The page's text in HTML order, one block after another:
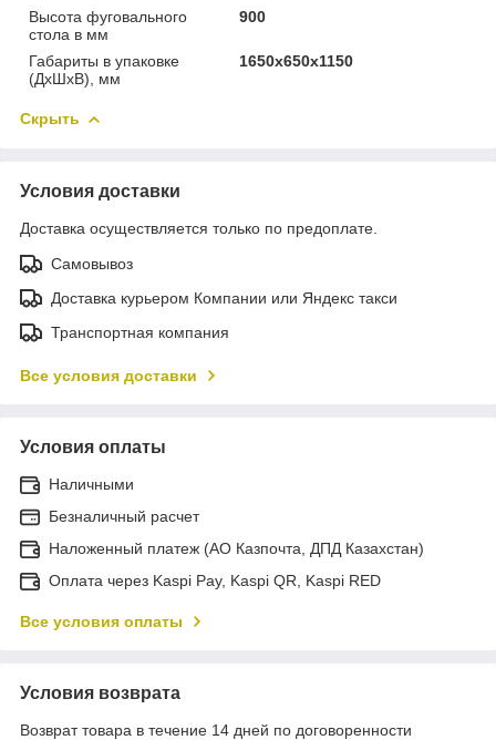
Высота фуговального
стола в мм
900
Габариты в упаковке
(ДхШхВ), мм
1650х650х1150
Скрыть
Условия доставки
Доставка осуществляется только по предоплате.
Самовывоз
Доставка курьером Компании или Яндекс такси
Транспортная компания
Все условия доставки
Условия оплаты
Наличными
Безналичный расчет
Наложенный платеж (АО Казпочта, ДПД Казахстан)
Оплата через Kaspi Pay, Kaspi QR, Kaspi RED
Все условия оплаты
Условия возврата
Возврат товара в течение 14 дней по договоренности